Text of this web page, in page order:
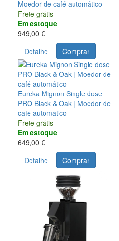
Moedor de café automático
Frete grátis
Em estoque
949,00 €
Detalhe
Comprar
Eureka Mignon Single dose
PRO Black & Oak | Moedor de
café automático
Frete grátis
Em estoque
649,00 €
Detalhe
Comprar